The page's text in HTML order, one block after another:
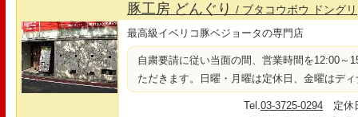
豚工房 どんぐり/ ブタコウボウ ドングリ
最高級イベリコ豚ベジョータの専門店
自粛要請に従い当面の間、営業時間を12:00～
ただきます。日曜・月曜は定休日、金曜はデ
Tel.03-3725-0294 定休